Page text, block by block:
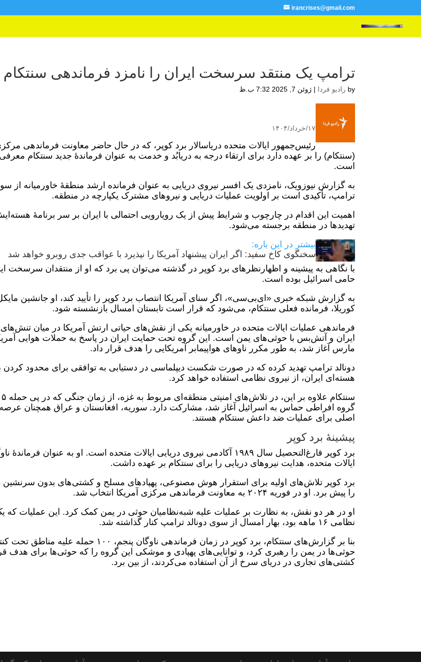
irancrises@gmail.com
ترامپ یک منتقد سرسخت ایران را نامزد فرماندهی سنتکام
by رادیو فردا |ژوئن 7, 2025 7:32 ب.ظ
۱۷/خرداد/۱۴۰۴
رئیس‌جمهور ایالات متحده دریاسالار برد کوپر، که در حال حاضر معاونت فرماندهی
(سنتکام) را بر عهده دارد برای ارتقاء درجه به دریابُد و خدمت به عنوان فرماندهٔ جدید سنتکام
است.
به گزارش نیوزویک، نامزدی یک افسر نیروی دریایی به عنوان فرمانده ارشد منطقهٔ خاورمیانه از
ترامپ، تأکیدی است بر اولویت عملیات دریایی و نیروهای مشترک یکپارچه در منطقه.
اهمیت این اقدام در چارچوب و شرایط پیش از یک رویارویی احتمالی با ایران بر سر برنامهٔ
تهدیدها در منطقه برجسته می‌شود.
بیشتر در این باره:
سخنگوی کاخ سفید: اگر ایران پیشنهاد آمریکا را نپذیرد با عواقب جدی روبرو خواهد شد
با نگاهی به پیشینه و اظهارنظرهای برد کوپر در گذشته می‌توان پی برد که او از منتقدان سرسخت
حامی اسرائیل بوده است.
به گزارش شبکه خبری «ای‌بی‌سی»، اگر سنای آمریکا انتصاب برد کوپر را تأیید کند، او جانشین
کوریلا، فرمانده فعلی سنتکام، می‌شود که قرار است تابستان امسال بازنشسته شود.
فرماندهی عملیات ایالات متحده در خاورمیانه یکی از نقش‌های حیاتی ارتش آمریکا در میان تنش‌های
ایران و آتش‌بس با حوثی‌های یمن است. این گروه تحت حمایت ایران در پاسخ به حملات هوایی
مارس آغاز شد، به طور مکرر ناوهای هواپیمابر آمریکایی را هدف قرار داد.
دونالد ترامپ تهدید کرده که در صورت شکست دیپلماسی در دستیابی به توافقی برای محدود کردن
هسته‌ای ایران، از نیروی نظامی استفاده خواهد کرد.
گروه افراطی حماس به اسرائیل آغاز شد، مشارکت دارد. سوریه، افغانستان و عراق همچنان
اصلی برای عملیات ضد داعش سنتکام هستند.
پیشینهٔ برد کوپر
برد کوپر فارغ‌التحصیل سال ۱۹۸۹ آکادمی نیروی دریایی ایالات متحده است. او به عنوان
ایالات متحده، هدایت نیروهای دریایی را برای سنتکام بر عهده داشت.
برد کوپر تلاش‌های اولیه برای استقرار هوش مصنوعی، پهپادهای مسلح و کشتی‌های بدون سرنشین
را پیش برد. او در فوریه ۲۰۲۴ به معاونت فرماندهی مرکزی آمریکا انتخاب شد.
او در هر دو نقش، به نظارت بر عملیات علیه شبه‌نظامیان حوثی در یمن کمک کرد. این عملیات که
نظامی ۱۶ ماهه بود، بهار امسال از سوی دونالد ترامپ کنار گذاشته شد.
بنا بر گزارش‌های سنتکام، برد کوپر در زمان فرماندهی ناوگان پنجم، ۱۰۰ حمله علیه
حوثی‌ها در یمن را رهبری کرد، و توانایی‌های پهپادی و موشکی این گروه را که حوثی‌ها برای هدف
کشتی‌های تجاری در دریای سرخ از آن استفاده می‌کردند، از بین برد.